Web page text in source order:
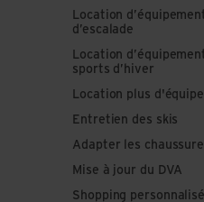
Location
d’escalade
Location
sports d’hiver
Location plus
Entretien des skis
Adapter les
Mise à jour du DVA
Shopping personnalisé